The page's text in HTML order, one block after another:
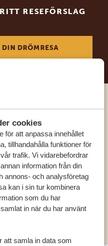
cookies
för att anpassa innehållet
tillhandahålla funktioner för
trafik. Vi vidarebefordrar
information från din
annons- och analysföretag
kan i sin tur kombinera
som du har
in när du har använt
att samla in data som
RESEFÖRSLAG
DRÖMRESA
experter
HÄR FÖR ATT
DIG
788 101